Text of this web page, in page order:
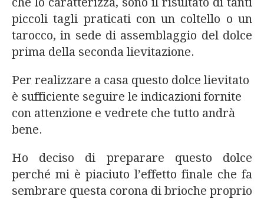
piccoli tagli praticati con un coltello o un
tarocco, in sede di assemblaggio del dolce
prima della seconda lievitazione.
Per realizzare a casa questo dolce lievitato
è sufficiente seguire le indicazioni fornite
con attenzione e vedrete che tutto andrà
bene.
Ho deciso di preparare questo dolce
perché mi è piaciuto l’effetto finale che fa
sembrare questa corona di brioche proprio